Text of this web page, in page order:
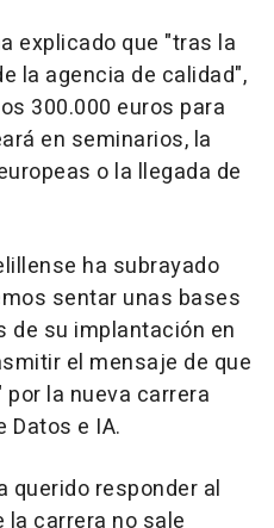
explicado que "tras la
la agencia de calidad",
300.000 euros para
en seminarios, la
o la llegada de
ha subrayado
sentar unas bases
su implantación en
el mensaje de que
la nueva carrera
Datos e IA.
querido responder al